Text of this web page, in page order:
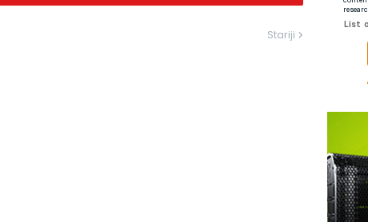
Stariji